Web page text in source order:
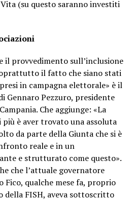
(su questo saranno investiti
il provvedimento sull’inclusione
il fatto che siano stati
in campagna elettorale» è il
Gennaro Pezzuro, presidente
Che aggiunge: «La
più è aver trovato una assoluta
da parte della Giunta che si è
reale e in un
e strutturato come questo».
che l’attuale governatore
Fico, qualche mese fa, proprio
della FISH, aveva sottoscritto